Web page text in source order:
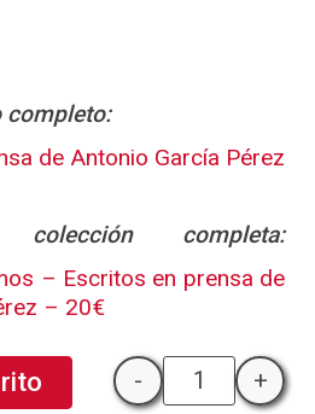
completo:
de Antonio García Pérez
completa:
– Escritos en prensa de
– 20€
Heroicos
- +